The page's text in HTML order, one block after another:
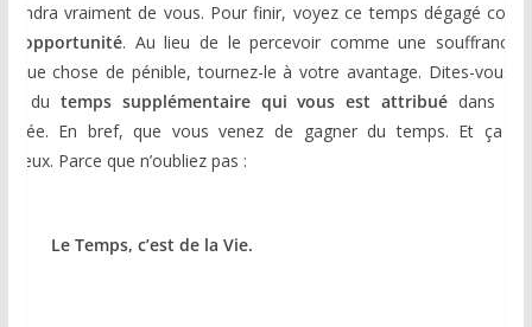
vraiment de vous. Pour finir, voyez ce temps dégagé
opportunité. Au lieu de le percevoir comme une souffrance
chose de pénible, tournez-le à votre avantage. Dites-vous
du temps supplémentaire qui vous est attribué dans
En bref, que vous venez de gagner du temps. Et ça
Parce que n’oubliez pas :
Le Temps, c’est de la Vie.